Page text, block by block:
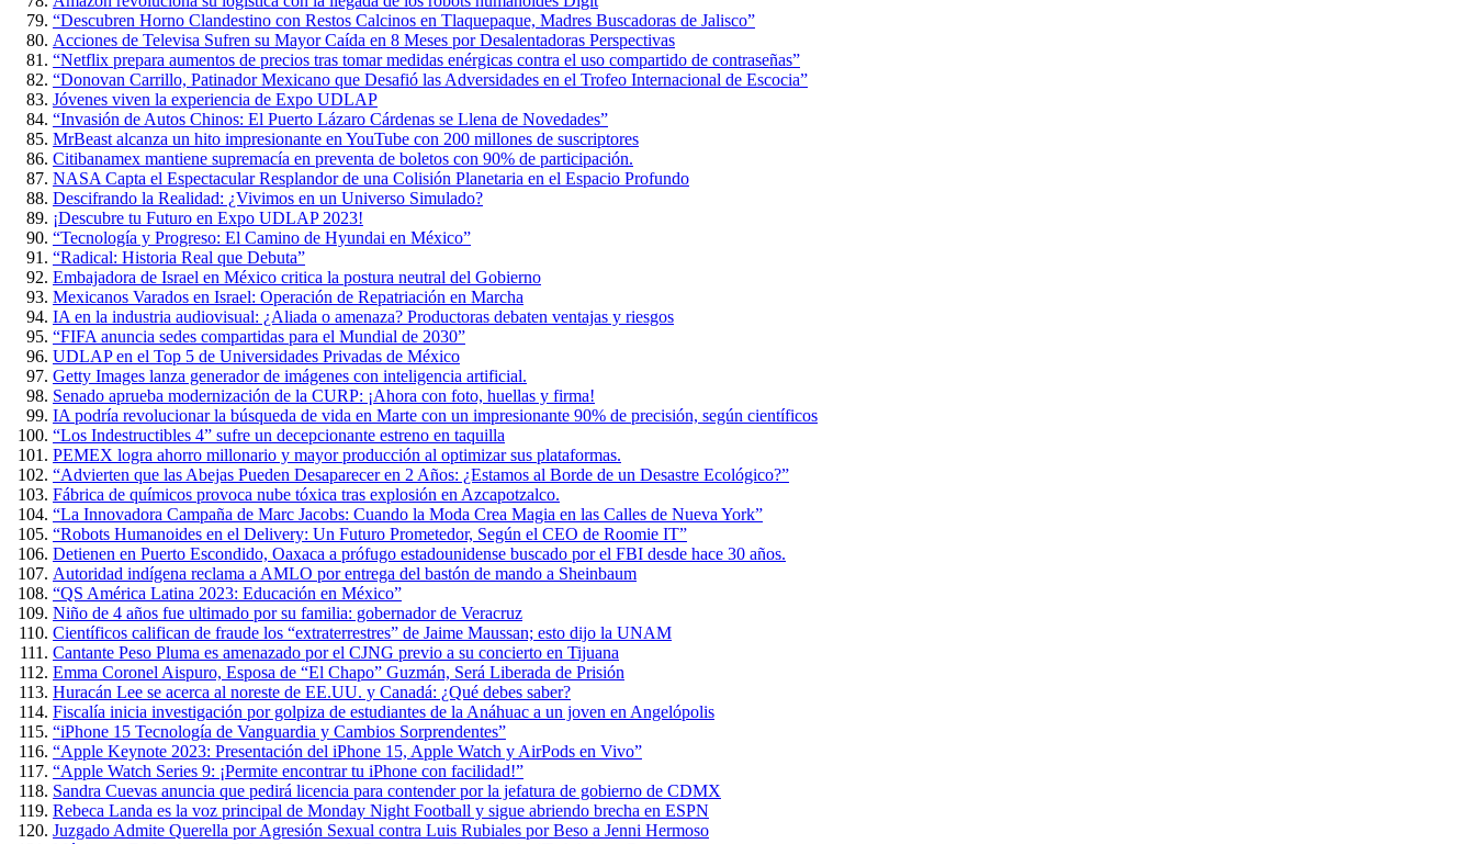
“Descubren Horno Clandestino con Restos Calcinos en Tlaquepaque, Madres Buscadoras de Jalisco”
Acciones de Televisa Sufren su Mayor Caída en 8 Meses por Desalentadoras Perspectivas
“Netflix prepara aumentos de precios tras tomar medidas enérgicas contra el uso compartido de contraseñas”
“Donovan Carrillo, Patinador Mexicano que Desafió las Adversidades en el Trofeo Internacional de Escocia”
Jóvenes viven la experiencia de Expo UDLAP
“Invasión de Autos Chinos: El Puerto Lázaro Cárdenas se Llena de Novedades”
MrBeast alcanza un hito impresionante en YouTube con 200 millones de suscriptores
Citibanamex mantiene supremacía en preventa de boletos con 90% de participación.
NASA Capta el Espectacular Resplandor de una Colisión Planetaria en el Espacio Profundo
Descifrando la Realidad: ¿Vivimos en un Universo Simulado?
¡Descubre tu Futuro en Expo UDLAP 2023!
“Tecnología y Progreso: El Camino de Hyundai en México”
“Radical: Historia Real que Debuta”
Embajadora de Israel en México critica la postura neutral del Gobierno
Mexicanos Varados en Israel: Operación de Repatriación en Marcha
IA en la industria audiovisual: ¿Aliada o amenaza? Productoras debaten ventajas y riesgos
“FIFA anuncia sedes compartidas para el Mundial de 2030”
UDLAP en el Top 5 de Universidades Privadas de México
Getty Images lanza generador de imágenes con inteligencia artificial.
Senado aprueba modernización de la CURP: ¡Ahora con foto, huellas y firma!
IA podría revolucionar la búsqueda de vida en Marte con un impresionante 90% de precisión, según científicos
“Los Indestructibles 4” sufre un decepcionante estreno en taquilla
PEMEX logra ahorro millonario y mayor producción al optimizar sus plataformas.
“Advierten que las Abejas Pueden Desaparecer en 2 Años: ¿Estamos al Borde de un Desastre Ecológico?”
Fábrica de químicos provoca nube tóxica tras explosión en Azcapotzalco.
“La Innovadora Campaña de Marc Jacobs: Cuando la Moda Crea Magia en las Calles de Nueva York”
“Robots Humanoides en el Delivery: Un Futuro Prometedor, Según el CEO de Roomie IT”
Detienen en Puerto Escondido, Oaxaca a prófugo estadounidense buscado por el FBI desde hace 30 años.
Autoridad indígena reclama a AMLO por entrega del bastón de mando a Sheinbaum
“QS América Latina 2023: Educación en México”
Niño de 4 años fue ultimado por su familia: gobernador de Veracruz
Científicos califican de fraude los “extraterrestres” de Jaime Maussan; esto dijo la UNAM
Cantante Peso Pluma es amenazado por el CJNG previo a su concierto en Tijuana
Emma Coronel Aispuro, Esposa de “El Chapo” Guzmán, Será Liberada de Prisión
Huracán Lee se acerca al noreste de EE.UU. y Canadá: ¿Qué debes saber?
Fiscalía inicia investigación por golpiza de estudiantes de la Anáhuac a un joven en Angelópolis
“iPhone 15 Tecnología de Vanguardia y Cambios Sorprendentes”
“Apple Keynote 2023: Presentación del iPhone 15, Apple Watch y AirPods en Vivo”
“Apple Watch Series 9: ¡Permite encontrar tu iPhone con facilidad!”
Sandra Cuevas anuncia que pedirá licencia para contender por la jefatura de gobierno de CDMX
Rebeca Landa es la voz principal de Monday Night Football y sigue abriendo brecha en ESPN
Juzgado Admite Querella por Agresión Sexual contra Luis Rubiales por Beso a Jenni Hermoso